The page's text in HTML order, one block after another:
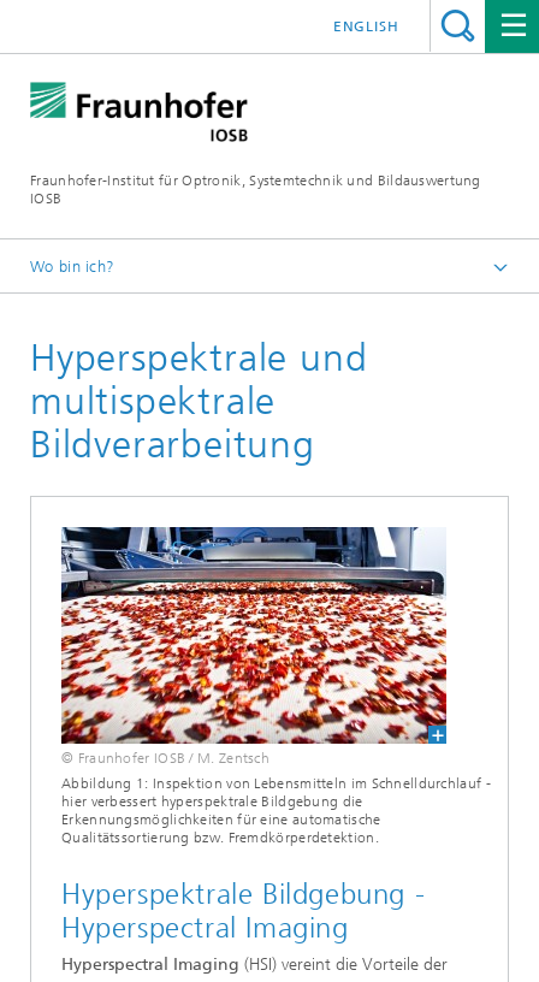
Fraunhofer-Institut für Optronik, Systemtechnik und Bildauswertung
IOSB
ENGLISH
Wo bin ich?
Geschäftsfelder
Inspektion und Optronische Systeme
Technologien
Hyperspektrale und
multispektrale
Bildverarbeitung
© Fraunhofer IOSB / M. Zentsch
Abbildung 1: Inspektion von Lebensmitteln im Schnelldurchlauf -
hier verbessert hyperspektrale Bildgebung die
Erkennungsmöglichkeiten für eine automatische
Qualitätssortierung bzw. Fremdkörperdetektion.
Hyperspektrale Bildgebung -
Hyperspectral Imaging
Hyperspectral Imaging (HSI) vereint die Vorteile der